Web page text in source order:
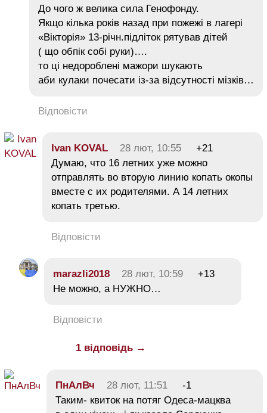
До чого ж велика сила Генофонду.
Якщо кілька років назад при пожежі в лагері
«Вікторія» 13-річн.підліток рятував дітей
( що обпік собі руки)….
то ці недороблені мажори шукають
аби кулаки почесати із-за відсутності мізків…
Відповісти
Ivan KOVAL 28 лют, 10:55
+21
Думаю, что 16 летних уже можно
отправлять во вторую линию копать окопы
вместе с их родителями. А 14 летних
копать третью.
Відповісти
marazli2018 28 лют, 10:59
+13
Не можно, а НУЖНО…
Відповісти
1 відповідь →
ПнАлВч 28 лют, 11:51
-1
Таким- квиток на потяг Одеса-мацква